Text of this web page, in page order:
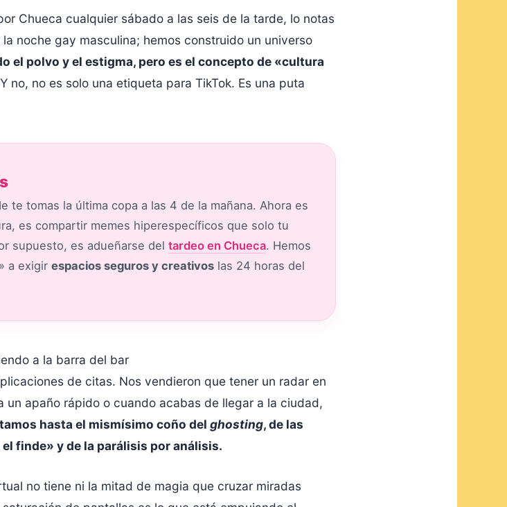
Chueca cualquier sábado a las seis de la tarde, lo notas
noche gay masculina; hemos construido un universo
el polvo y el estigma, pero es el concepto de «cultura
Y no, no es solo una etiqueta para TikTok. Es una puta
te tomas la última copa a las 4 de la mañana. Ahora es
es compartir memes hiperespecíficos que solo tu
supuesto, es adueñarse del tardeo en Chueca. Hemos
a exigir espacios seguros y creativos las 24 horas del
a la barra del bar
de citas. Nos vendieron que tener un radar en
un apaño rápido o cuando acabas de llegar a la ciudad,
hasta el mismísimo coño del ghosting, de las
finde» y de la parálisis por análisis.
no tiene ni la mitad de magia que cruzar miradas